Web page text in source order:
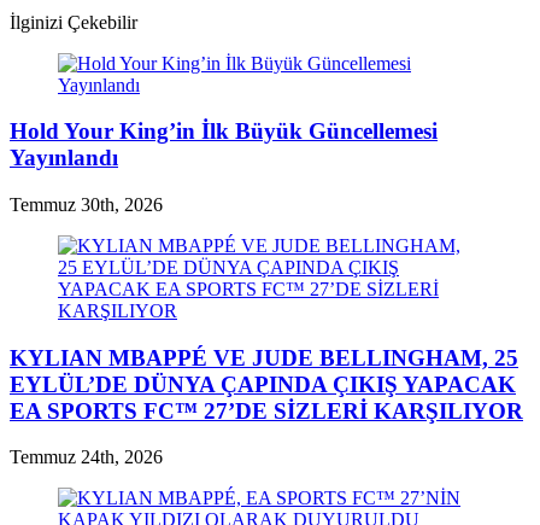
İlginizi Çekebilir
Hold Your King’in İlk Büyük Güncellemesi
Yayınlandı
Temmuz 30th, 2026
KYLIAN MBAPPÉ VE JUDE BELLINGHAM, 25
EYLÜL’DE DÜNYA ÇAPINDA ÇIKIŞ YAPACAK
EA SPORTS FC™ 27’DE SİZLERİ KARŞILIYOR
Temmuz 24th, 2026